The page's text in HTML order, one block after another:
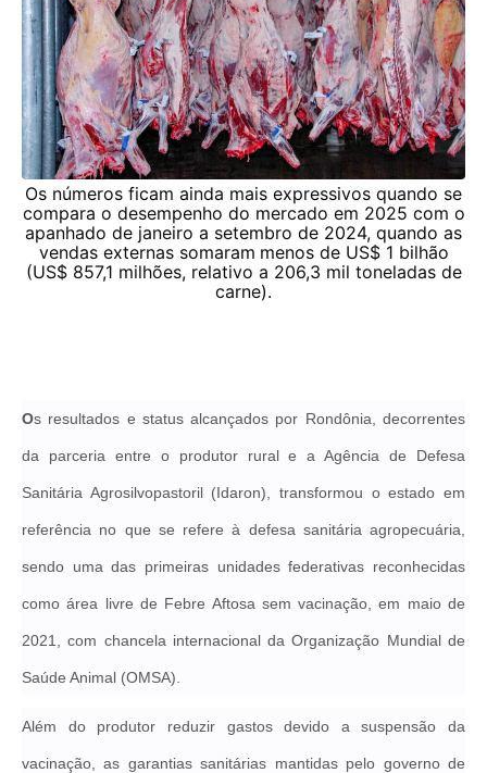
Os números ficam ainda mais expressivos quando se
compara o desempenho do mercado em 2025 com o
apanhado de janeiro a setembro de 2024, quando as
vendas externas somaram menos de US$ 1 bilhão
(US$ 857,1 milhões, relativo a 206,3 mil toneladas de
carne).
Os resultados e status alcançados por Rondônia, decorrentes
da parceria entre o produtor rural e a Agência de Defesa
Sanitária Agrosilvopastoril (Idaron), transformou o estado em
referência no que se refere à defesa sanitária agropecuária,
sendo uma das primeiras unidades federativas reconhecidas
como área livre de Febre Aftosa sem vacinação, em maio de
2021, com chancela internacional da Organização Mundial de
Saúde Animal (OMSA).
Além do produtor reduzir gastos devido a suspensão da
vacinação, as garantias sanitárias mantidas pelo governo de